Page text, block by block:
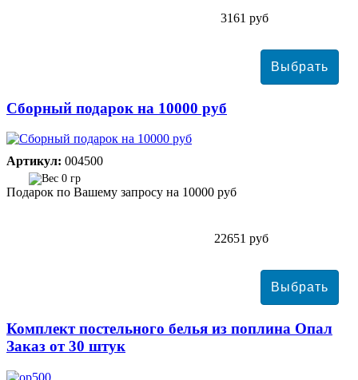
3161 руб
Сборный подарок на 10000 руб
Артикул: 004500
0 гр
Подарок по Вашему запросу на 10000 руб
22651 руб
Комплект постельного белья из поплина Опал
Заказ от 30 штук